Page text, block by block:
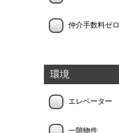
仲介手数料ゼロ
環境
エレベーター
一階物件